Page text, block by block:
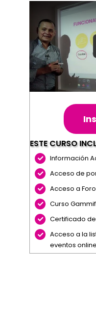
ESTE CURSO
Información
Acceso de
Acceso a
Curso
Certificado
Acceso a la
eventos online